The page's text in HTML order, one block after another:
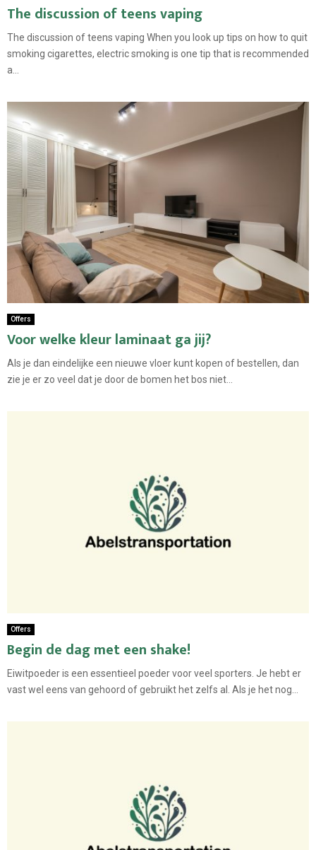
The discussion of teens vaping
The discussion of teens vaping When you look up tips on how to quit
smoking cigarettes, electric smoking is one tip that is recommended
a...
Offers
Voor welke kleur laminaat ga jij?
Als je dan eindelijke een nieuwe vloer kunt kopen of bestellen, dan
zie je er zo veel dat je door de bomen het bos niet...
Offers
Begin de dag met een shake!
Eiwitpoeder is een essentieel poeder voor veel sporters. Je hebt er
vast wel eens van gehoord of gebruikt het zelfs al. Als je het nog...